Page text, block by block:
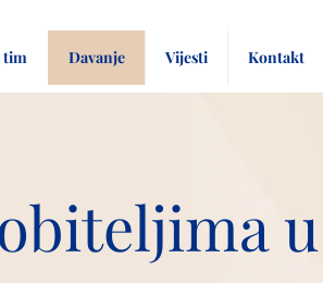
tim Davanje Vijesti Kontakt